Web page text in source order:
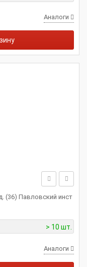
Аналоги
(36) Павловский инст
> 10 шт.
Аналоги